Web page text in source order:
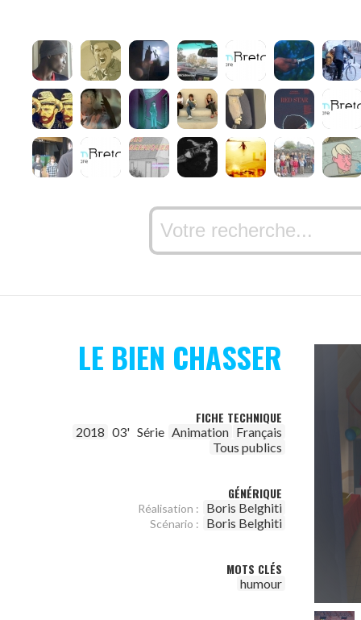
LE BIEN CHASSER
FICHE TECHNIQUE
2018 03' Série Animation Français
Tous publics
GÉNÉRIQUE
Réalisation : Boris Belghiti
Scénario : Boris Belghiti
MOTS CLÉS
humour